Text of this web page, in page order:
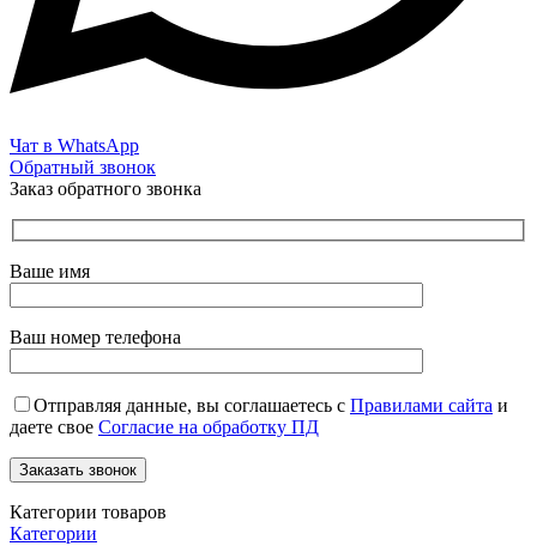
Чат в WhatsApp
Обратный звонок
Заказ обратного звонка
Ваше имя
Ваш номер телефона
Отправляя данные, вы соглашаетесь с Правилами сайта и
даете свое Согласие на обработку ПД
Категории товаров
Категории